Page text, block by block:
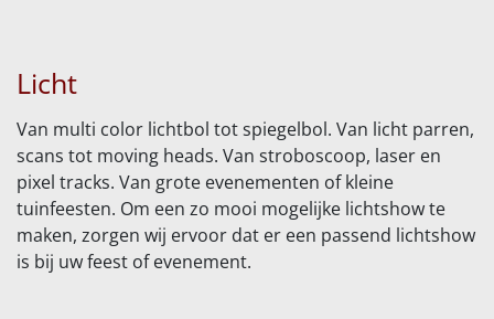
Licht
Van multi color lichtbol tot spiegelbol. Van licht parren,
scans tot moving heads. Van stroboscoop, laser en
pixel tracks. Van grote evenementen of kleine
tuinfeesten. Om een zo mooi mogelijke lichtshow te
maken, zorgen wij ervoor dat er een passend lichtshow
is bij uw feest of evenement.